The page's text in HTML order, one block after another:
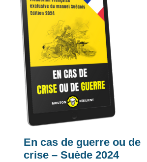
En cas de guerre ou de
crise – Suède 2024